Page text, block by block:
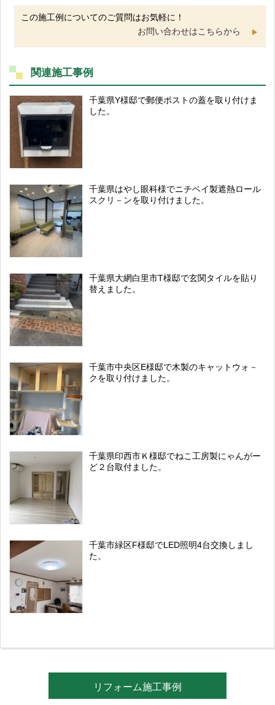
この施工例についてのご質問はお気軽に！
お問い合わせはこちらから
関連施工事例
千葉県Y様邸で郵便ポストの蓋を取り付けま
した。
千葉県はやし眼科様でニチベイ製遮熱ロール
スクリ－ンを取り付けました。
千葉県大網白里市T様邸で玄関タイルを貼り
替えました。
千葉市中央区E様邸で木製のキャットウォ－
クを取り付けました。
千葉県印西市Ｋ様邸でねこ工房製にゃんがー
ど２台取付ました。
千葉市緑区F様邸でLED照明4台交換しまし
た。
リフォーム施工事例